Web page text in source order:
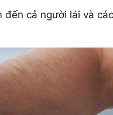
cả người lái và